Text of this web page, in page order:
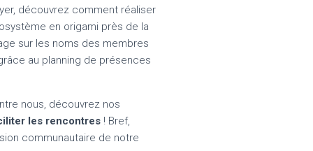
découvrez comment réaliser
en origami près de la
sur les noms des membres
au planning de présences
nous, découvrez nos
les rencontres! Bref,
communautaire de notre